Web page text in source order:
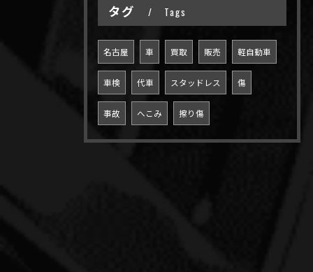
タグ Tags
名古屋 車 買取 販売 軽自動車
車検 代車 スタッドレス 傷
事故 へこみ 擦り傷